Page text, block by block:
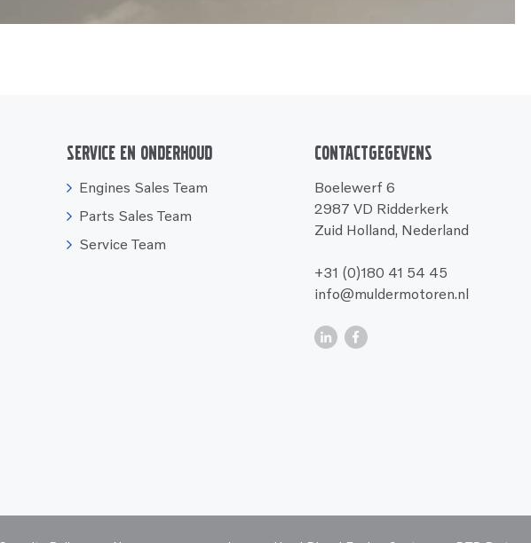
Service en onderhoud
Engines Sales Team
Parts Sales Team
Service Team
Contactgegevens
Boelewerf 6
2987 VD Ridderkerk
Zuid Holland, Nederland
+31 (0)180 41 54 45
info@muldermotoren.nl